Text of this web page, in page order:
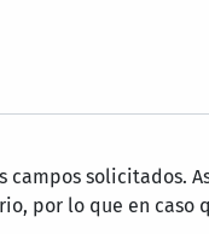
solicitados.
por lo que en caso